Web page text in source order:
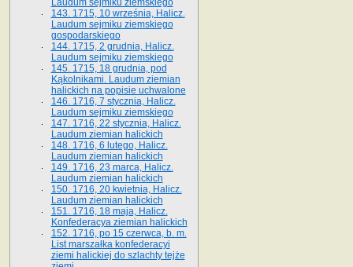
Laudum sejmiku ziemskiego
143. 1715, 10 września, Halicz.
Laudum sejmiku ziemskiego
gospodarskiego
144. 1715, 2 grudnia, Halicz.
Laudum sejmiku ziemskiego
145. 1715, 18 grudnia, pod
Kąkolnikami. Laudum ziemian
halickich na popisie uchwalone
146. 1716, 7 stycznia, Halicz.
Laudum sejmiku ziemskiego
147. 1716, 22 stycznia, Halicz.
Laudum ziemian halickich
148. 1716, 6 lutego, Halicz.
Laudum ziemian halickich
149. 1716, 23 marca, Halicz.
Laudum ziemian halickich
150. 1716, 20 kwietnia, Halicz.
Laudum ziemian halickich
151. 1716, 18 maja, Halicz.
Konfederacya ziemian halickich
152. 1716, po 15 czerwca, b. m.
List marszałka konfederacyi
ziemi halickiej do szlachty tejże